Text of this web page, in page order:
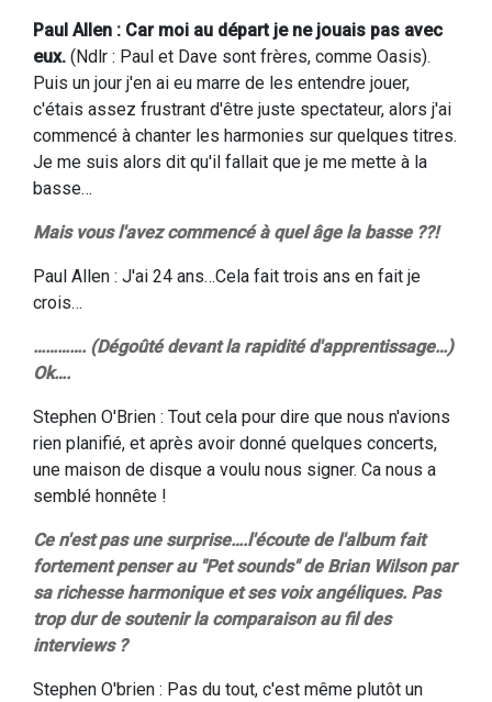
Paul Allen : Car moi au départ je ne jouais pas avec
eux. (Ndlr : Paul et Dave sont frères, comme Oasis).
Puis un jour j'en ai eu marre de les entendre jouer,
c'étais assez frustrant d'être juste spectateur, alors j'ai
commencé à chanter les harmonies sur quelques titres.
Je me suis alors dit qu'il fallait que je me mette à la
basse…
Mais vous l'avez commencé à quel âge la basse ??!
Paul Allen : J'ai 24 ans…Cela fait trois ans en fait je
crois…
…………. (Dégoûté devant la rapidité d'apprentissage…)
Ok….
Stephen O'Brien : Tout cela pour dire que nous n'avions
rien planifié, et après avoir donné quelques concerts,
une maison de disque a voulu nous signer. Ca nous a
semblé honnête !
Ce n'est pas une surprise….l'écoute de l'album fait
fortement penser au "Pet sounds" de Brian Wilson par
sa richesse harmonique et ses voix angéliques. Pas
trop dur de soutenir la comparaison au fil des
interviews ?
Stephen O'brien : Pas du tout, c'est même plutôt un